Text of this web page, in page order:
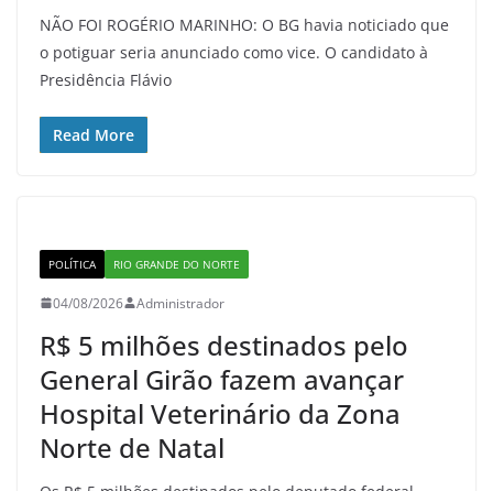
NÃO FOI ROGÉRIO MARINHO: O BG havia noticiado que
o potiguar seria anunciado como vice. O candidato à
Presidência Flávio
Read More
POLÍTICA RIO GRANDE DO NORTE
04/08/2026 Administrador
R$ 5 milhões destinados pelo
General Girão fazem avançar
Hospital Veterinário da Zona
Norte de Natal